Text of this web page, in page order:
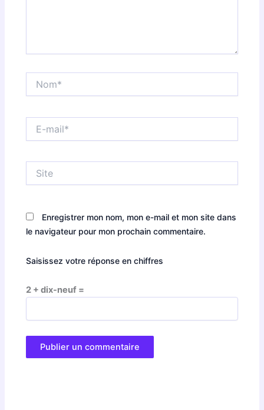
mail*
Enregistrer mon nom, mon e-mail et mon site dans
le navigateur pour mon prochain commentaire.
Saisissez votre réponse en chiffres
2 + dix-neuf =